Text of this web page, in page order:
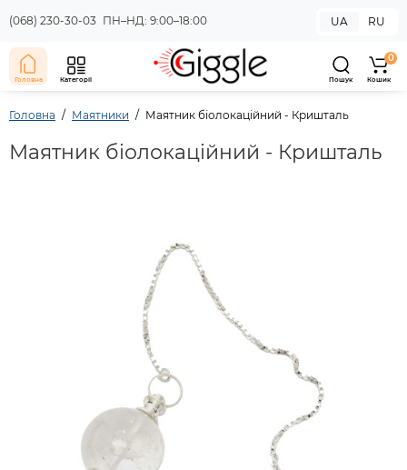
(068) 230-30-03 ПН–НД: 9:00–18:00 UA RU
Головна Категорії Пошук
0
Кошик
Головна Маятники Маятник біолокаційний - Кришталь
Маятник біолокаційний - Кришталь